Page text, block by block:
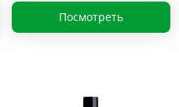
Посмотреть